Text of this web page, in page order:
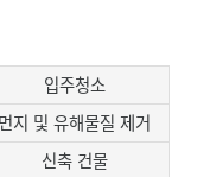
입주청소
먼지 및 유해물질 제거
신축 건물